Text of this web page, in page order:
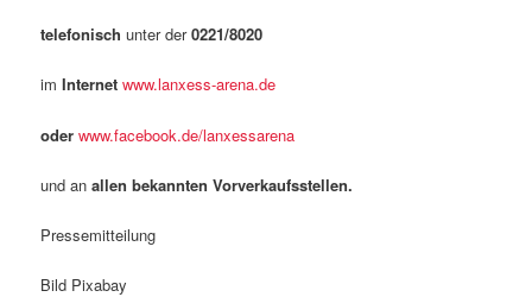
telefonisch unter der0221/8020
imInternetwww.lanxess-arena.de
oderwww.facebook.de/lanxessarena
und anallen bekannten Vorverkaufsstellen.
Pressemitteilung
Bild Pixabay